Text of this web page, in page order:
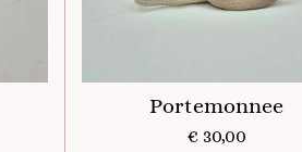
Portemonnee
€ 30,00